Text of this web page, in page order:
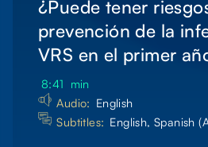
¿Puede tener
prevención de la
VRS en el primer
8:41
min
Audio: English
Subtitles: English, Spanish